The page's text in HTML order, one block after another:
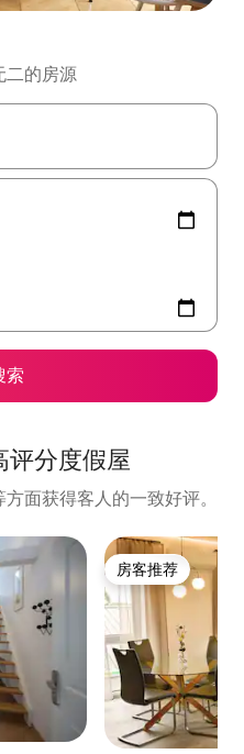
二的房源
键查看，或通过点击或滑动手势
索
评分度假屋
面获得客人的一致好评。
房客推荐
房客推荐